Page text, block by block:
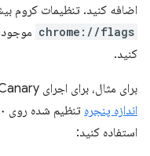
اضافه کنید. تنظیمات کروم
chrome://flags موجود
کنید.
برای مثال، برای اجرای Chrome Canary از طریق ترمینال در مک، با
اندازه پنجره
استفاده کنید: